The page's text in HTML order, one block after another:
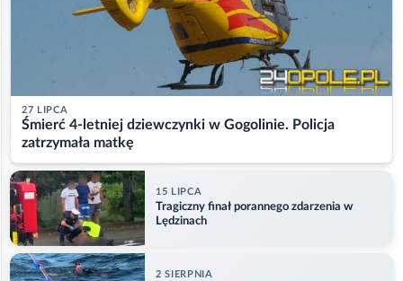
27 LIPCA
Śmierć 4-letniej dziewczynki w Gogolinie. Policja
zatrzymała matkę
15 LIPCA
Tragiczny finał porannego zdarzenia w
Lędzinach
2 SIERPNIA